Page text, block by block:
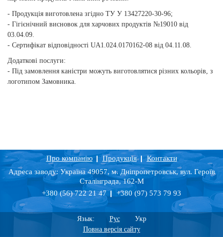
- Продукція виготовлена згідно ТУ У 13427220-30-96;
- Гігієнічний висновок для харчових продуктів №19010 від
03.04.09.
- Сертифікат відповідності UA1.024.0170162-08 від 04.11.08.
Додаткові послуги:
- Під замовлення каністри можуть виготовлятися різних кольорів, з
логотипом Замовника.
Про компанію Продукція
Контакти
Адреса заводу: Україна 49057, м. Дніпропетровськ, вул. Героїв
Сталінграда, 162-М
+380 (56) 722 21 47
+380 (97) 573 79 93
Язык: Рус
Укр
Повна версія сайту